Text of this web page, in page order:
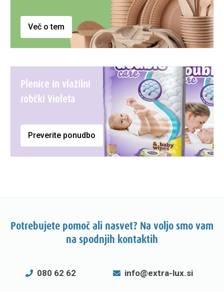
Več o tem
Plenice in vlažilni
robčki Violeta
Preverite ponudbo
Potrebujete pomoč ali nasvet? Na voljo smo vam
na spodnjih kontaktih
080 62 62 info@extra-lux.si